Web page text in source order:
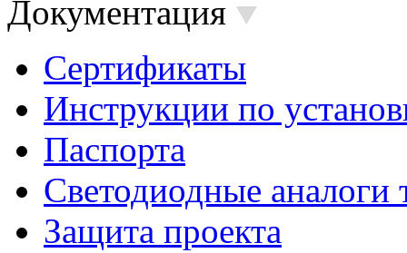
Документация
Сертификаты
Инструкции по
Паспорта
Светодиодные аналоги
Защита проекта